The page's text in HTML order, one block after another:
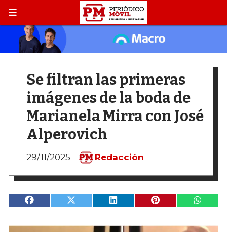
Se filtran las primeras
imágenes de la boda de
Marianela Mirra con José
Alperovich
29/11/2025 Redacción